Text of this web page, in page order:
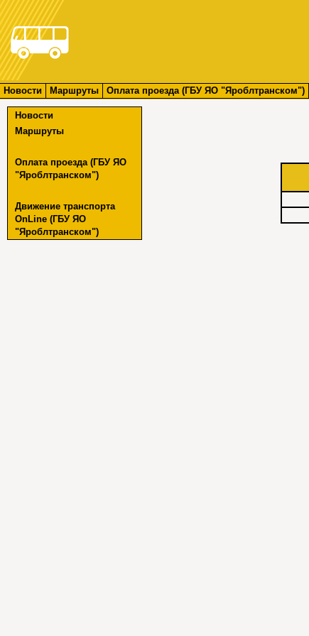
Новости Маршруты Оплата проезда (ГБУ ЯО "Яроблтранском")
Новости
Маршруты
Оплата проезда (ГБУ ЯО
"Яроблтранском")
Движение транспорта
OnLine (ГБУ ЯО
"Яроблтранском")